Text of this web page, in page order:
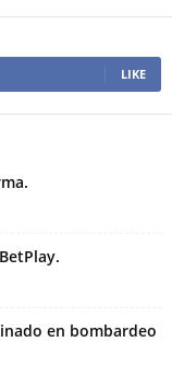
LIKE
en bombardeo